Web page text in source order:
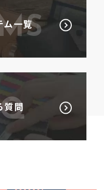
ム一覧
質問